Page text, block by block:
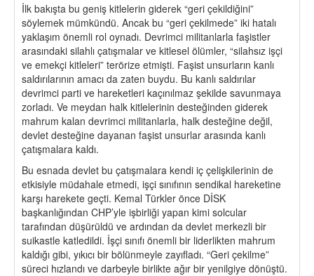
İlk bakışta bu geniş kitlelerin giderek “geri çekildiğini”
söylemek mümkündü. Ancak bu “geri çekilmede” iki hatalı
yaklaşım önemli rol oynadı. Devrimci militanlarla faşistler
arasındaki silahlı çatışmalar ve kitlesel ölümler, “silahsız işçi
ve emekçi kitleleri” terörize etmişti. Faşist unsurların kanlı
saldırılarının amacı da zaten buydu. Bu kanlı saldırılar
devrimci parti ve hareketleri kaçınılmaz şekilde savunmaya
zorladı. Ve meydan halk kitlelerinin desteğinden giderek
mahrum kalan devrimci militanlarla, halk desteğine değil,
devlet desteğine dayanan faşist unsurlar arasında kanlı
çatışmalara kaldı.
Bu esnada devlet bu çatışmalara kendi iç çelişkilerinin de
etkisiyle müdahale etmedi, işçi sınıfının sendikal hareketine
karşı harekete geçti. Kemal Türkler önce DİSK
başkanlığından CHP’yle işbirliği yapan kimi solcular
tarafından düşürüldü ve ardından da devlet merkezli bir
suikastle katledildi. İşçi sınıfı önemli bir liderlikten mahrum
kaldığı gibi, yıkıcı bir bölünmeyle zayıfladı. “Geri çekilme”
süreci hızlandı ve darbeyle birlikte ağır bir yenilgiye dönüştü.